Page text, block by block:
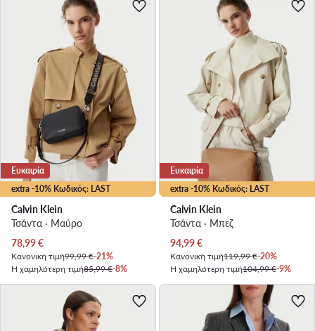
extra -10% Κωδικός: LAST
Ευκαιρία
Calvin Klein
Τσάντα · Μαύρο
Τρέχουσα τιμή
78,99€
Κανονική τιμή99,99 €-21%
Η χαμηλότερη τιμή85,99 €-8%
extra -10% Κωδικός: LAST
Ευκαιρία
Calvin Klein
Τσάντα · Μπεζ
Τρέχουσα τιμή
94,99€
Κανονική τιμή119,99 €-20%
Η χαμηλότερη τιμή104,99 €-9%